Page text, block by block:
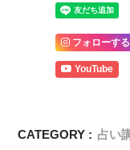
フォローする
YouTube
CATEGORY : 占い